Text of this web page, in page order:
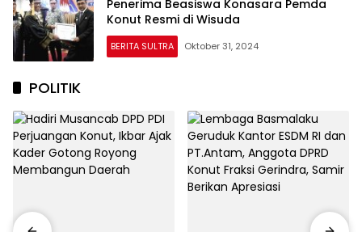
Penerima Beasiswa Konasara Pemda
Konut Resmi di Wisuda
BERITA SULTRA Oktober 31, 2024
POLITIK